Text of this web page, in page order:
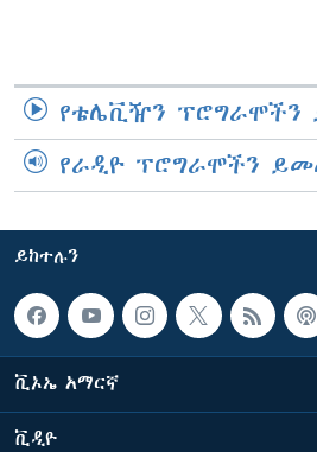
የቴሌቪዥን ፕሮግራሞችን
የራዲዮ ፕሮግራሞችን
ይከተሉን
ቪኦኤ አማርኛ
ቪዲዮ